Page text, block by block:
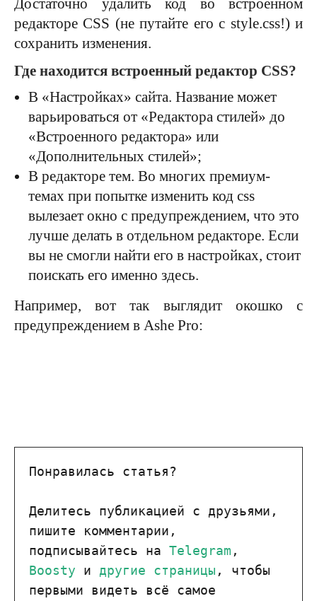
Достаточно удалить код во встроенном
редакторе CSS (не путайте его с style.css!) и
сохранить изменения.
Где находится встроенный редактор CSS?
В «Настройках» сайта. Название может
варьироваться от «Редактора стилей» до
«Встроенного редактора» или
«Дополнительных стилей»;
В редакторе тем. Во многих премиум-
темах при попытке изменить код css
вылезает окно с предупреждением, что это
лучше делать в отдельном редакторе. Если
вы не смогли найти его в настройках, стоит
поискать его именно здесь.
Например, вот так выглядит окошко с
предупреждением в Ashe Pro:
Понравилась статья?
Делитесь публикацией с друзьями,
пишите комментарии,
подписывайтесь на Telegram
Boosty и другие страницы , чтобы
первыми видеть всё самое